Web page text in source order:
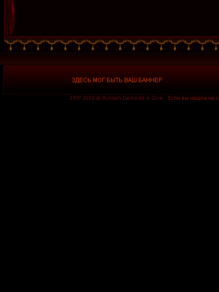
1997-2026 © Russian Darkside e-Zine. Если вы нашли на